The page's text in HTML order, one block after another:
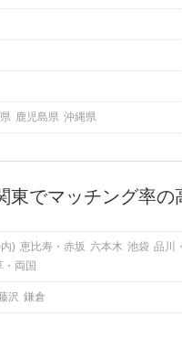
鹿児島県 沖縄県
東でマッチング率の
) 恵比寿・赤坂 六本木 池袋 品川
・両国
沢 鎌倉